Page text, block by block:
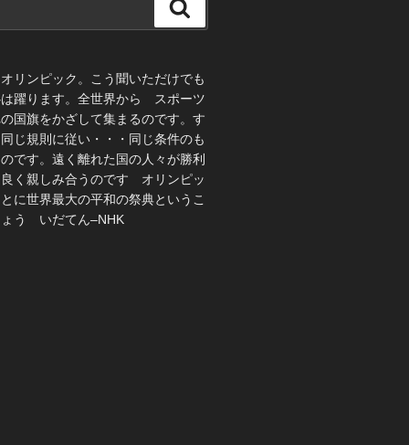
索
リンピック。こう聞いただけでも
躍ります。全世界から スポーツ
国旗をかざして集まるのです。す
じ規則に従い・・・同じ条件のも
です。遠く離れた国の人々が勝利
く親しみ合うのです オリンピッ
に世界最大の平和の祭典というこ
ょう いだてん–NHK